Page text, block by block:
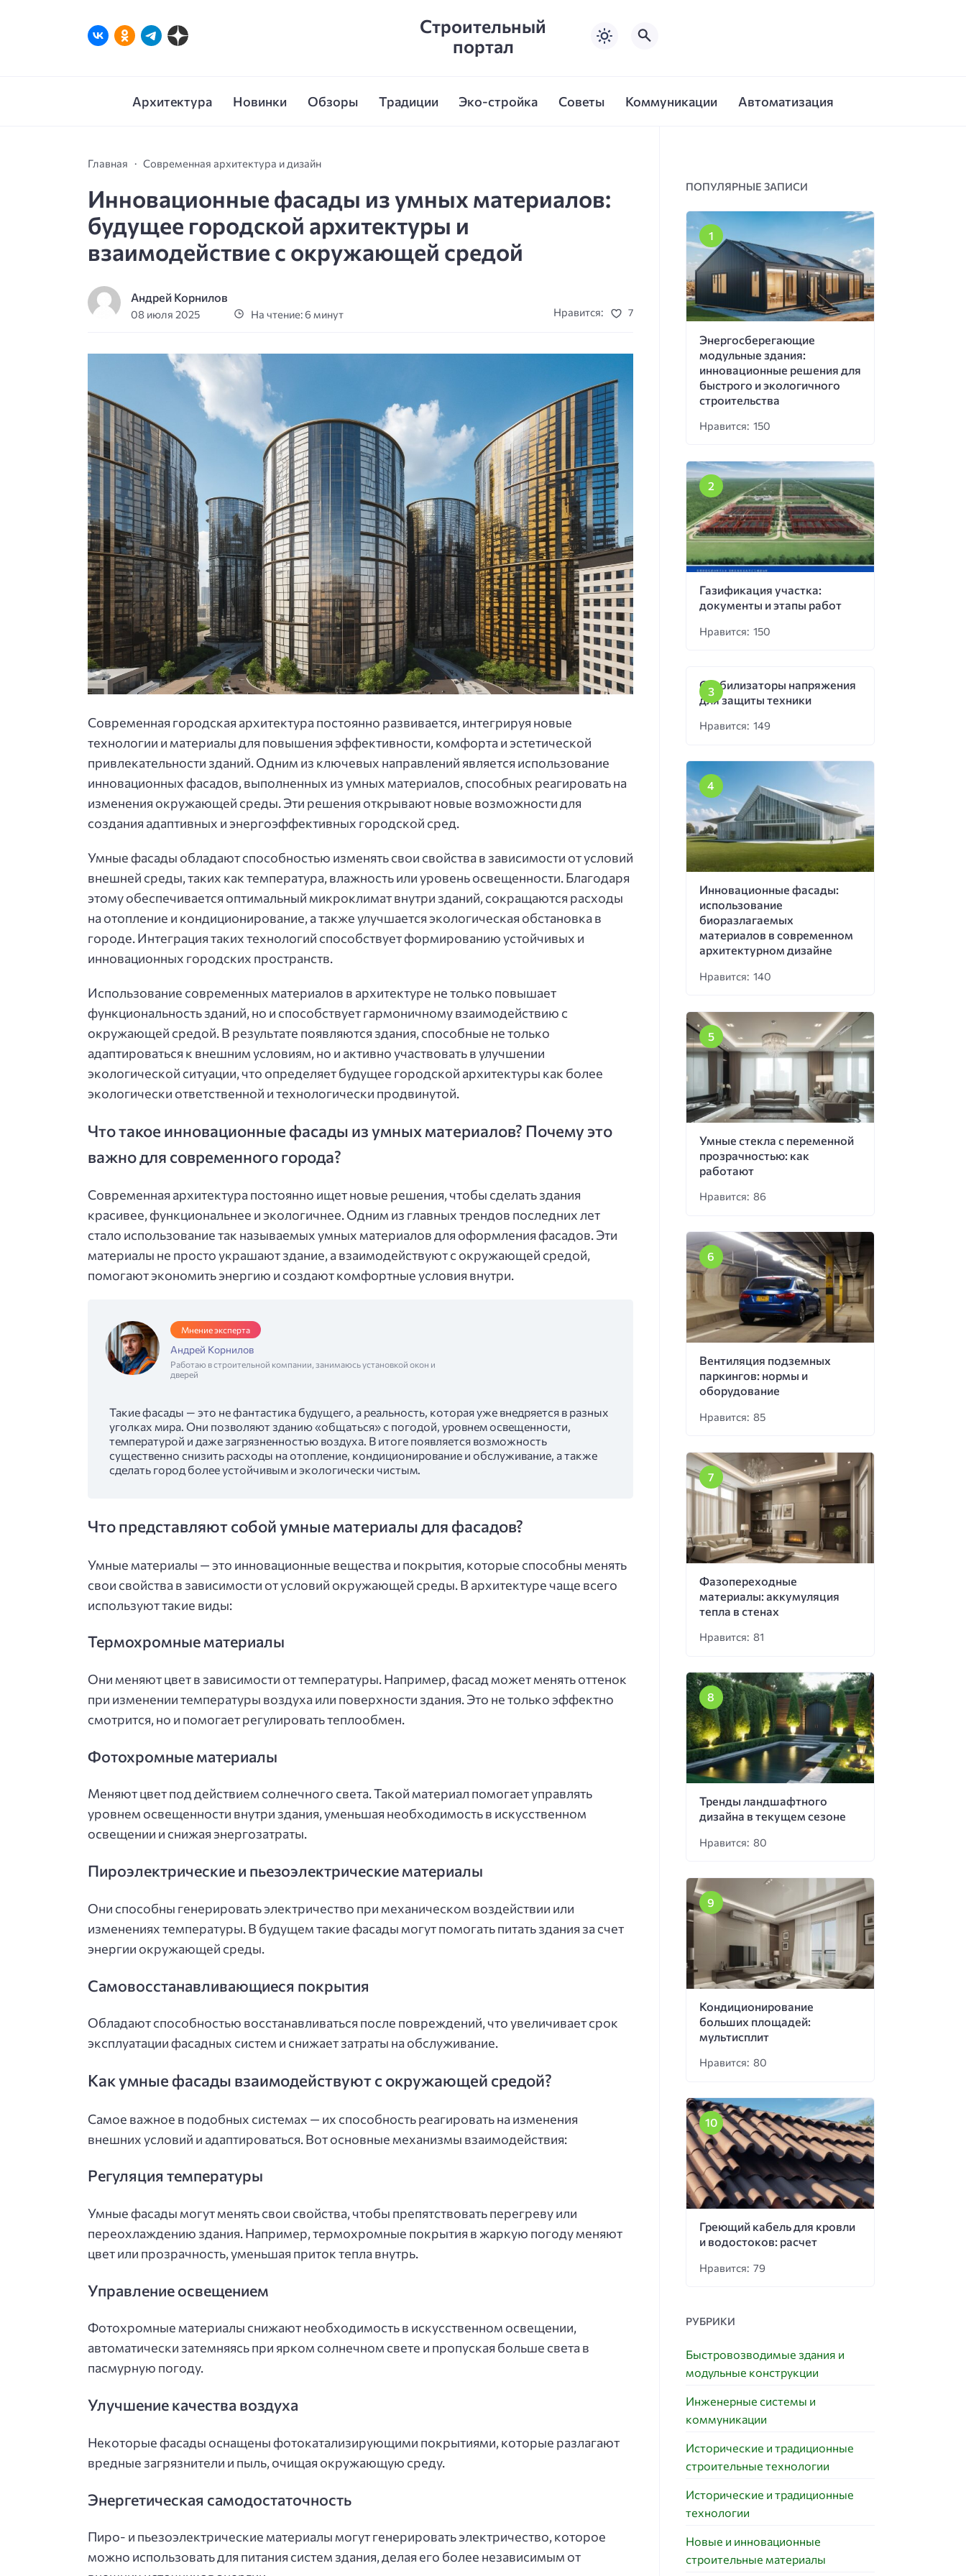
Строительный
портал
Архитектура Новинки Обзоры Традиции Эко-стройка Советы Коммуникации Автоматизация
Главная Современная архитектура и дизайн
Инновационные фасады из умных материалов:
будущее городской архитектуры и
взаимодействие с окружающей средой
Андрей Корнилов
08 июля 2025 На чтение: 6 минут Нравится: 7
Современная городская архитектура постоянно развивается, интегрируя новые
технологии и материалы для повышения эффективности, комфорта и эстетической
привлекательности зданий. Одним из ключевых направлений является использование
инновационных фасадов, выполненных из умных материалов, способных реагировать на
изменения окружающей среды. Эти решения открывают новые возможности для
создания адаптивных и энергоэффективных городской сред.
Умные фасады обладают способностью изменять свои свойства в зависимости от условий
внешней среды, таких как температура, влажность или уровень освещенности. Благодаря
этому обеспечивается оптимальный микроклимат внутри зданий, сокращаются расходы
на отопление и кондиционирование, а также улучшается экологическая обстановка в
городе. Интеграция таких технологий способствует формированию устойчивых и
инновационных городских пространств.
Использование современных материалов в архитектуре не только повышает
функциональность зданий, но и способствует гармоничному взаимодействию с
окружающей средой. В результате появляются здания, способные не только
адаптироваться к внешним условиям, но и активно участвовать в улучшении
экологической ситуации, что определяет будущее городской архитектуры как более
экологически ответственной и технологически продвинутой.
Что такое инновационные фасады из умных материалов? Почему это
важно для современного города?
Современная архитектура постоянно ищет новые решения, чтобы сделать здания
красивее, функциональнее и экологичнее. Одним из главных трендов последних лет
стало использование так называемых умных материалов для оформления фасадов. Эти
материалы не просто украшают здание, а взаимодействуют с окружающей средой,
помогают экономить энергию и создают комфортные условия внутри.
Мнение эксперта
Андрей Корнилов
Работаю в строительной компании, занимаюсь установкой окон и
дверей
Такие фасады — это не фантастика будущего, а реальность, которая уже внедряется в разных
уголках мира. Они позволяют зданию «общаться» с погодой, уровнем освещенности,
температурой и даже загрязненностью воздуха. В итоге появляется возможность
существенно снизить расходы на отопление, кондиционирование и обслуживание, а также
сделать город более устойчивым и экологически чистым.
Что представляют собой умные материалы для фасадов?
Умные материалы — это инновационные вещества и покрытия, которые способны менять
свои свойства в зависимости от условий окружающей среды. В архитектуре чаще всего
используют такие виды:
Термохромные материалы
Они меняют цвет в зависимости от температуры. Например, фасад может менять оттенок
при изменении температуры воздуха или поверхности здания. Это не только эффектно
смотрится, но и помогает регулировать теплообмен.
Фотохромные материалы
Меняют цвет под действием солнечного света. Такой материал помогает управлять
уровнем освещенности внутри здания, уменьшая необходимость в искусственном
освещении и снижая энергозатраты.
Пироэлектрические и пьезоэлектрические материалы
Они способны генерировать электричество при механическом воздействии или
изменениях температуры. В будущем такие фасады могут помогать питать здания за счет
энергии окружающей среды.
Самовосстанавливающиеся покрытия
Обладают способностью восстанавливаться после повреждений, что увеличивает срок
эксплуатации фасадных систем и снижает затраты на обслуживание.
Как умные фасады взаимодействуют с окружающей средой?
Самое важное в подобных системах — их способность реагировать на изменения
внешних условий и адаптироваться. Вот основные механизмы взаимодействия:
Регуляция температуры
Умные фасады могут менять свои свойства, чтобы препятствовать перегреву или
переохлаждению здания. Например, термохромные покрытия в жаркую погоду меняют
цвет или прозрачность, уменьшая приток тепла внутрь.
Управление освещением
Фотохромные материалы снижают необходимость в искусственном освещении,
автоматически затемняясь при ярком солнечном свете и пропуская больше света в
пасмурную погоду.
Улучшение качества воздуха
Некоторые фасады оснащены фотокатализирующими покрытиями, которые разлагают
вредные загрязнители и пыль, очищая окружающую среду.
Энергетическая самодостаточность
Пиро- и пьезоэлектрические материалы могут генерировать электричество, которое
можно использовать для питания систем здания, делая его более независимым от
ПОПУЛЯРНЫЕ ЗАПИСИ
Энергосберегающие
модульные здания:
инновационные решения для
быстрого и экологичного
строительства
Нравится: 150
Газификация участка:
документы и этапы работ
Нравится: 150
Стабилизаторы напряжения
для защиты техники
Нравится: 149
Инновационные фасады:
использование
биоразлагаемых
материалов в современном
архитектурном дизайне
Нравится: 140
Умные стекла с переменной
прозрачностью: как
работают
Нравится: 86
Вентиляция подземных
паркингов: нормы и
оборудование
Нравится: 85
Фазопереходные
материалы: аккумуляция
тепла в стенах
Нравится: 81
Тренды ландшафтного
дизайна в текущем сезоне
Нравится: 80
Кондиционирование
больших площадей:
мультисплит
Нравится: 80
Греющий кабель для кровли
и водостоков: расчет
Нравится: 79
РУБРИКИ
Быстровозводимые здания и
модульные конструкции
Инженерные системы и
коммуникации
Исторические и традиционные
строительные технологии
Исторические и традиционные
технологии
Новые и инновационные
строительные материалы